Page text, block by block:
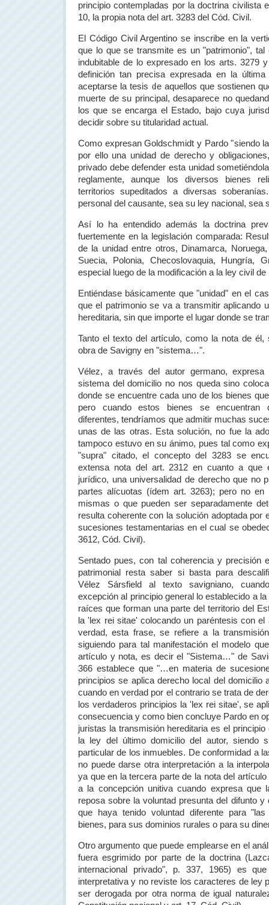
principio contempladas por la doctrina civilista
10, la propia nota del art. 3283 del Cód. Civil.
El Código Civil Argentino se inscribe en la
que lo que se transmite es un "patrimonio",
indubitable de lo expresado en los arts. 3279
definición tan precisa expresada en la
aceptarse la tesis de aquellos que sostienen
muerte de su principal, desaparece no
los que se encarga el Estado, bajo cuya
decidir sobre su titularidad actual.
Como expresan Goldschmidt y Pardo "siendo
por ello una unidad de derecho y
privado debe defender esta unidad
reglamente, aunque los diversos bienes
territorios supeditados a diversas
personal del causante, sea su ley nacional,
Así lo ha entendido además la doctrina
fuertemente en la legislación comparada:
de la unidad entre otros, Dinamarca,
Suecia, Polonia, Checoslovaquia, Hungría,
especial luego de la modificación a la ley civil de
Entiéndase básicamente que "unidad" en el
que el patrimonio se va a transmitir aplicando
hereditaria, sin que importe el lugar donde se
Tanto el texto del artículo, como la nota de él,
obra de Savigny en "sistema…".
Vélez, a través del autor germano,
sistema del domicilio no nos queda sino
donde se encuentre cada uno de los bienes
pero cuando estos bienes se encuentran
diferentes, tendríamos que admitir muchas
unas de las otras. Esta solución, no fue la
tampoco estuvo en su ánimo, pues tal como
"supra" citado, el concepto del 3283 se
extensa nota del art. 2312 en cuanto a que
jurídico, una universalidad de derecho que no
partes alícuotas (ídem art. 3263); pero no en
mismas o que pueden ser separadamente
resulta coherente con la solución adoptada por
sucesiones testamentarias en el cual se
3612, Cód. Civil).
Sentado pues, con tal coherencia y precisión
patrimonial resta saber si basta para
Vélez Sársfield al texto savigniano,
excepción al principio general lo establecido a
raíces que forman una parte del territorio del
la 'lex rei sitae' colocando un paréntesis con
verdad, esta frase, se refiere a la
siguiendo para tal manifestación el modelo
artículo y nota, es decir el "Sistema…" de
366 establece que "…en materia de
principios se aplica derecho local del
cuando en verdad por el contrario se trata de
los verdaderos principios la 'lex rei sitae', se
consecuencia y como bien concluye Pardo en
juristas la transmisión hereditaria es el
la ley del último domicilio del autor, siendo
particular de los inmuebles. De conformidad a
no puede darse otra interpretación a la
ya que en la tercera parte de la nota del
a la concepción unitiva cuando expresa que
reposa sobre la voluntad presunta del difunto
que haya tenido voluntad diferente para
bienes, para sus dominios rurales o para su
Otro argumento que puede emplearse en el
fuera esgrimido por parte de la doctrina
internacional privado", p. 337, 1965) es
interpretativa y no reviste los caracteres de ley
ser derogada por otra norma de igual